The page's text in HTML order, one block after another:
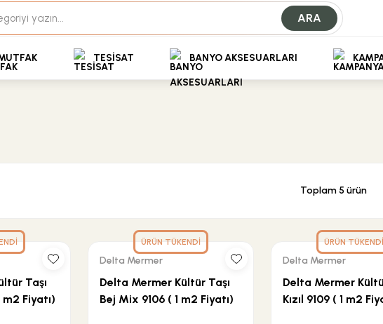
Ödemeli Özel Fiyatlar için Bizden Teklif Alabilirsiniz.
ARA
TESİSAT BANYO AKSESUARLARI
Toplam 5 ürün
Taşı
m2 Fiyatı)
ÜRÜN TÜKENDİ
Delta Mermer
Delta Mermer Kültür Taşı
Bej Mix 9106 ( 1 m2 Fiyatı)
ÜRÜN TÜKENDİ
Delta Mermer
Delta Mermer
Kızıl 9109 ( 1 m2